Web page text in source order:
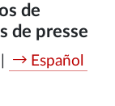
de
de presse
Español